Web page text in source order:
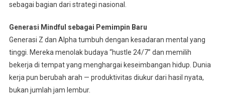
sebagai bagian dari strategi nasional.
Generasi Mindful sebagai Pemimpin Baru
Generasi Z dan Alpha tumbuh dengan kesadaran mental yang
tinggi. Mereka menolak budaya “hustle 24/7” dan memilih
bekerja di tempat yang menghargai keseimbangan hidup. Dunia
kerja pun berubah arah — produktivitas diukur dari hasil nyata,
bukan jumlah jam lembur.